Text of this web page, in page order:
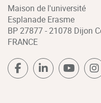
Maison de l'université
Esplanade Erasme
BP 27877 - 21078 Dijon
FRANCE